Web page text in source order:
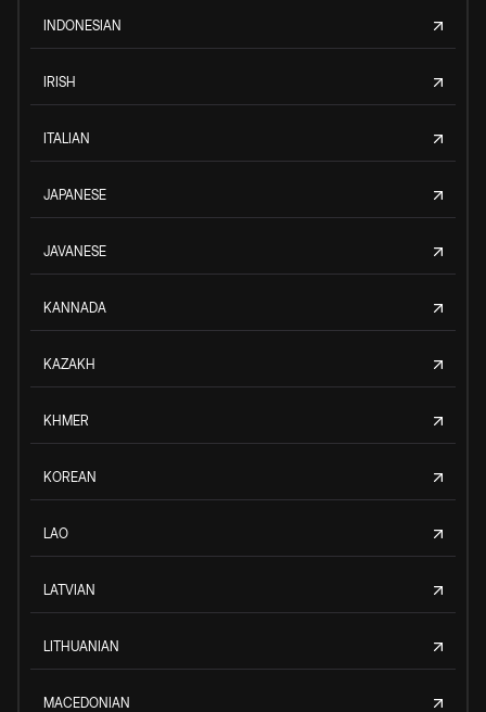
INDONESIAN
IRISH
ITALIAN
JAPANESE
JAVANESE
KANNADA
KAZAKH
KHMER
KOREAN
LAO
LATVIAN
LITHUANIAN
MACEDONIAN